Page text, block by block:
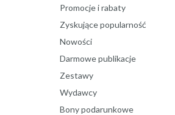
Promocje i rabaty
Zyskujące popularność
Nowości
Darmowe publikacje
Zestawy
Wydawcy
Bony podarunkowe